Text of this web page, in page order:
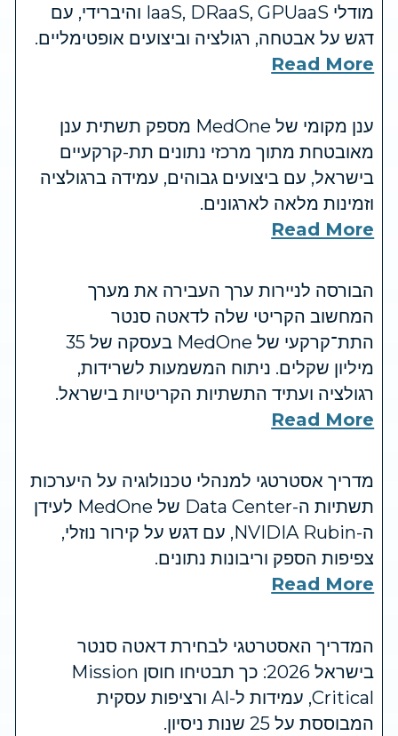
מודלי IaaS, DRaaS, GPUaaS והיברידי, עם
דגש על אבטחה, רגולציה וביצועים אופטימליים.
Read More
ענן מקומי של MedOne מספק תשתית ענן
מאובטחת מתוך מרכזי נתונים תת-קרקעיים
בישראל, עם ביצועים גבוהים, עמידה ברגולציה
וזמינות מלאה לארגונים.
Read More
הבורסה לניירות ערך העבירה את מערך
המחשוב הקריטי שלה לדאטה סנטר
התת־קרקעי של MedOne בעסקה של 35
מיליון שקלים. ניתוח המשמעות לשרידות,
רגולציה ועתיד התשתיות הקריטיות בישראל.
Read More
מדריך אסטרטגי למנהלי טכנולוגיה על היערכות
תשתיות ה-Data Center של MedOne לעידן
ה-NVIDIA Rubin, עם דגש על קירור נוזלי,
צפיפות הספק וריבונות נתונים.
Read More
המדריך האסטרטגי לבחירת דאטה סנטר
בישראל 2026: כך תבטיחו חוסן Mission
Critical, עמידות ל-AI ורציפות עסקית
המבוססת על 25 שנות ניסיון.